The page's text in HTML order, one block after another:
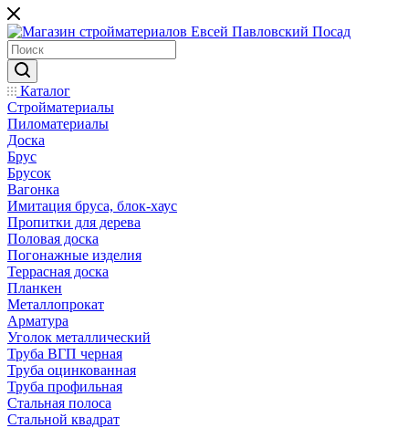
Каталог
Стройматериалы
Пиломатериалы
Доска
Брус
Брусок
Вагонка
Имитация бруса, блок-хаус
Пропитки для дерева
Половая доска
Погонажные изделия
Террасная доска
Планкен
Металлопрокат
Арматура
Уголок металлический
Труба ВГП черная
Труба оцинкованная
Труба профильная
Стальная полоса
Стальной квадрат